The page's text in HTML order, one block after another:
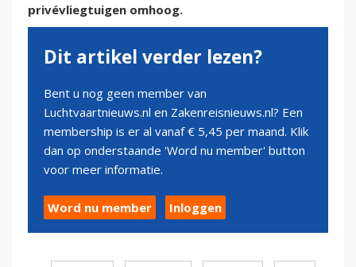
privévliegtuigen omhoog.
Dit artikel verder lezen?
Bent u nog geen member van
Luchtvaartnieuws.nl en Zakenreisnieuws.nl? Een
membership is er al vanaf € 5,45 per maand. Klik
dan op onderstaande 'Word nu member' button
voor meer informatie.
Word nu member Inloggen